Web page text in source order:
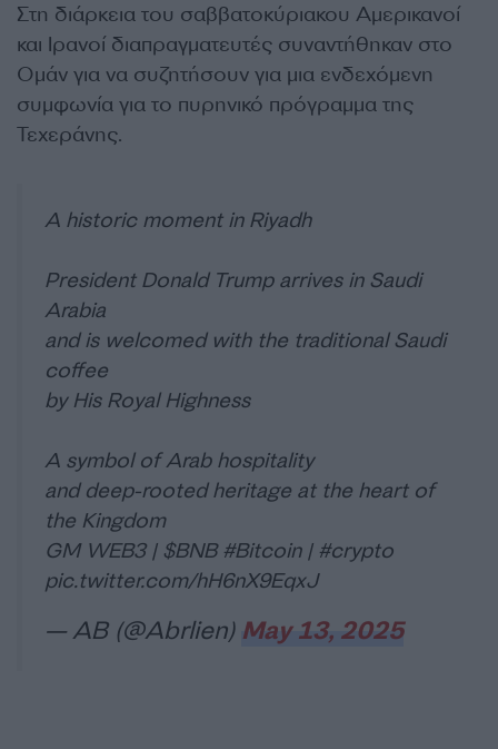
Στη διάρκεια του σαββατοκύριακου Αμερικανοί
και Ιρανοί διαπραγματευτές συναντήθηκαν στο
Ομάν για να συζητήσουν για μια ενδεχόμενη
συμφωνία για το πυρηνικό πρόγραμμα της
Τεχεράνης.
A historic moment in Riyadh
President Donald Trump arrives in Saudi
Arabia
and is welcomed with the traditional Saudi
coffee
by His Royal Highness
A symbol of Arab hospitality
and deep-rooted heritage at the heart of
the Kingdom
GM WEB3 | $BNB #Bitcoin| #crypto
pic.twitter.com/hH6nX9EqxJ
— AB (@Abrlien) May 13, 2025